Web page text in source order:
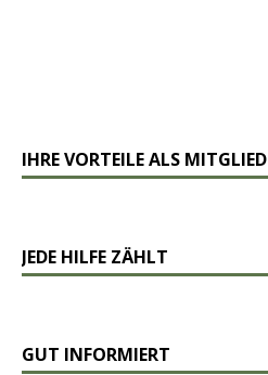
IHRE VORTEILE ALS MITGLIED
JEDE HILFE ZÄHLT
GUT INFORMIERT